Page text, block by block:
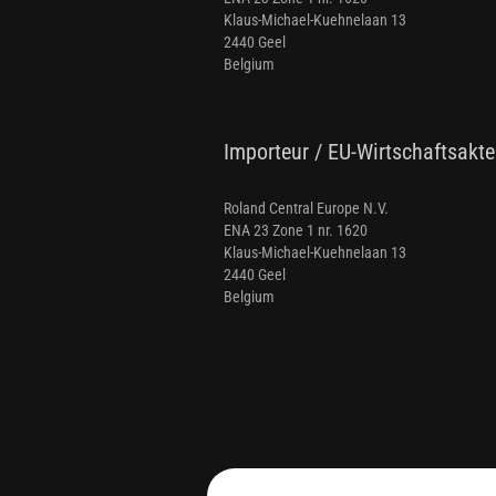
Klaus-Michael-Kuehnelaan 13
2440 Geel
Belgium
Importeur / EU-
Roland Central Europe N.V.
ENA 23 Zone 1 nr. 1620
Klaus-Michael-Kuehnelaan 13
2440 Geel
Belgium